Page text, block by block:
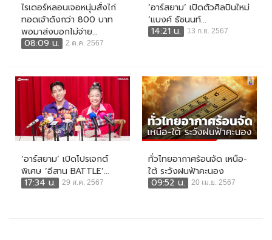
ไรเดอร์หลอนเจอหนุ่มสั่งไก่
ทอดเจ้าดังกว่า 800 บาท
พอมาส่งบอกไม่จ่าย...
08:09 น.
2 ต.ค. 2567
‘อาร์สยาม’ เปิดตัวศิลปินใหม่
‘แบงค์ ธัชนนท์...
14:21 น.
13 ก.ย. 2567
‘อาร์สยาม’ เปิดโปรเจกต์
พิเศษ ‘อีสาน BATTLE’...
17:34 น.
29 ส.ค. 2567
ทั่วไทยอากาศร้อนจัด เหนือ-
ใต้ ระวังฝนฟ้าคะนอง
09:52 น.
20 เม.ย. 2567